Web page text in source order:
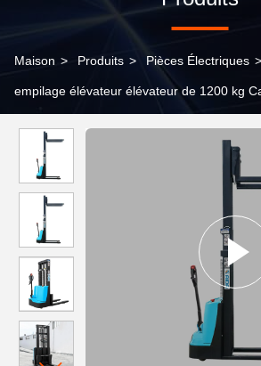
Maison > Produits > Pièces Électriques >
empilage élévateur élévateur de 1200 kg